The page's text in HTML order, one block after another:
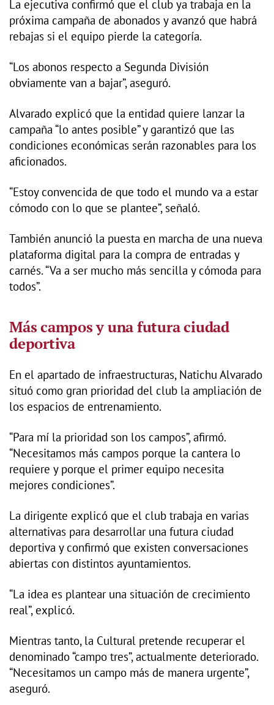
La ejecutiva confirmó que el club ya trabaja en la
próxima campaña de abonados y avanzó que habrá
rebajas si el equipo pierde la categoría.
“Los abonos respecto a Segunda División
obviamente van a bajar”, aseguró.
Alvarado explicó que la entidad quiere lanzar la
campaña “lo antes posible” y garantizó que las
condiciones económicas serán razonables para los
aficionados.
“Estoy convencida de que todo el mundo va a estar
cómodo con lo que se plantee”, señaló.
También anunció la puesta en marcha de una nueva
plataforma digital para la compra de entradas y
carnés. “Va a ser mucho más sencilla y cómoda para
todos”.
Más campos y una futura ciudad
deportiva
En el apartado de infraestructuras, Natichu Alvarado
situó como gran prioridad del club la ampliación de
los espacios de entrenamiento.
“Para mí la prioridad son los campos”, afirmó.
“Necesitamos más campos porque la cantera lo
requiere y porque el primer equipo necesita
mejores condiciones”.
La dirigente explicó que el club trabaja en varias
alternativas para desarrollar una futura ciudad
deportiva y confirmó que existen conversaciones
abiertas con distintos ayuntamientos.
“La idea es plantear una situación de crecimiento
real”, explicó.
Mientras tanto, la Cultural pretende recuperar el
denominado “campo tres”, actualmente deteriorado.
“Necesitamos un campo más de manera urgente”,
aseguró.